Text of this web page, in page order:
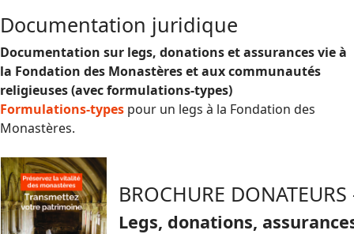
Documentation juridique
Documentation sur legs, donations et assurances vie à
la Fondation des Monastères et aux communautés
religieuses (avec formulations-types)
Formulations-types pour un legs à la Fondation des
Monastères.
BROCHURE
Legs, donations,